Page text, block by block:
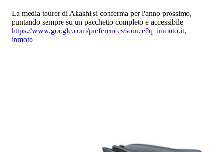
La media tourer di Akashi si conferma per l'anno prossimo,
puntando sempre su un pacchetto completo e accessibile
https://www.google.com/preferences/source?q=inmoto.it,
inmoto